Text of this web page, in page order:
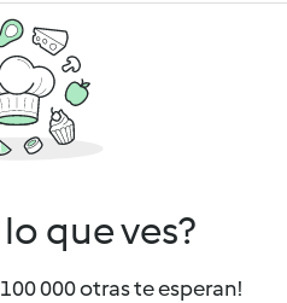
que ves?
000 otras te esperan!